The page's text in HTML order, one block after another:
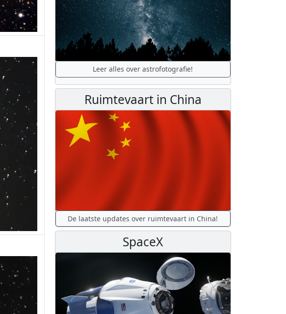
Leer alles over astrofotografie!
Ruimtevaart in China
De laatste updates over ruimtevaart in China!
SpaceX